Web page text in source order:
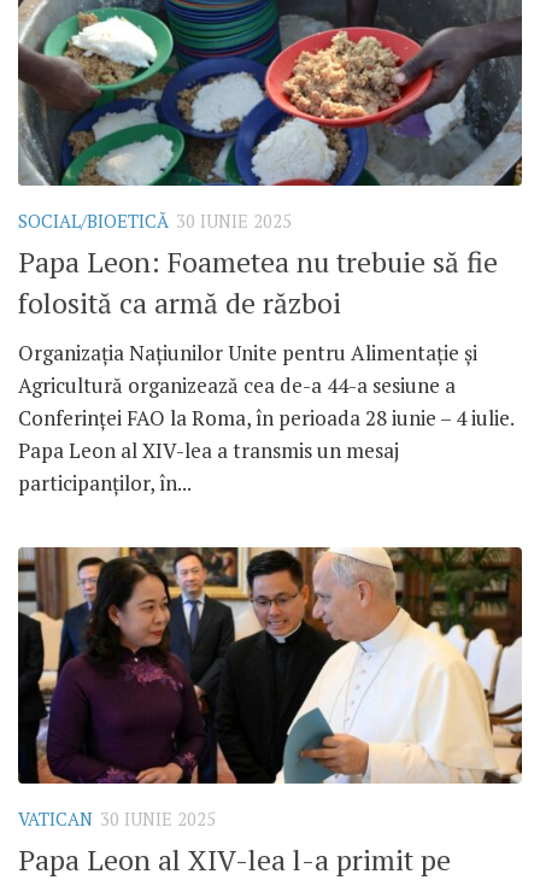
SOCIAL/BIOETICĂ 30 IUNIE 2025
Papa Leon: Foametea nu trebuie să fie
folosită ca armă de război
Organizația Națiunilor Unite pentru Alimentație și
Agricultură organizează cea de-a 44-a sesiune a
Conferinței FAO la Roma, în perioada 28 iunie – 4 iulie.
Papa Leon al XIV-lea a transmis un mesaj
participanților, în...
VATICAN 30 IUNIE 2025
Papa Leon al XIV-lea l-a primit pe